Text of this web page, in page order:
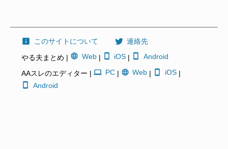
このサイトについて
連絡先
やる夫まとめ |
Web| iOS | Android
AAスレのエディター | PC| Web | iOS|
Android